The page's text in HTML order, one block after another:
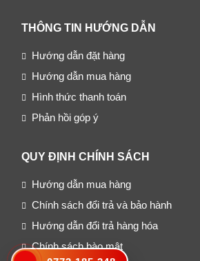
THÔNG TIN HƯỚNG DẪN
Hướng dẫn đặt hàng
Hướng dẫn mua hàng
Hình thức thanh toán
Phản hồi góp ý
QUY ĐỊNH CHÍNH SÁCH
Hướng dẫn mua hàng
Chính sách đổi trả và bảo hành
Hướng dẫn đổi trả hàng hóa
Chính sách bào mật